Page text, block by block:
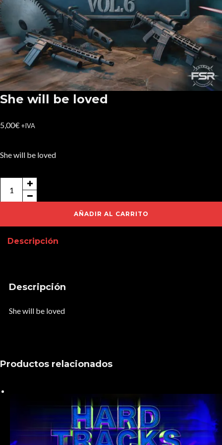
She will be loved
5,00€+IVA
She will be loved
loved
cantidad
AÑADIR AL CARRITO
Descripción
Descripción
She will be loved
Productos relacionados